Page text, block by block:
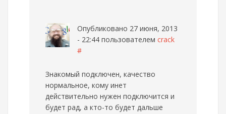
Опубликовано 27 июня, 2013
- 22:44 пользователем crack
#
Знакомый подключен, качество
нормальное, кому инет
действительно нужен подключится и
будет рад, а кто-то будет дальше